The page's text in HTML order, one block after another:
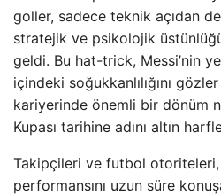
goller, sadece teknik açıdan
stratejik ve psikolojik
geldi. Bu hat-trick, Messi’nin
içindeki soğukkanlılığını
kariyerinde önemli bir dönüm
Kupası tarihine adını altın
Takipçileri ve futbol otoriteleri,
performansını uzun süre